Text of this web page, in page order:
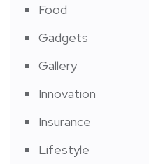
Food
Gadgets
Gallery
Innovation
Insurance
Lifestyle